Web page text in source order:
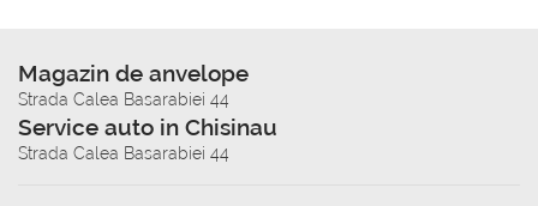
Magazin de anvelope
Strada Calea Basarabiei 44
Service auto in Chisinau
Strada Calea Basarabiei 44